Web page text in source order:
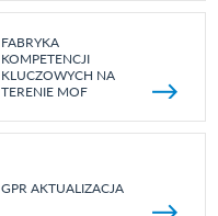
FABRYKA
KOMPETENCJI
KLUCZOWYCH NA
TERENIE MOF
GPR AKTUALIZACJA